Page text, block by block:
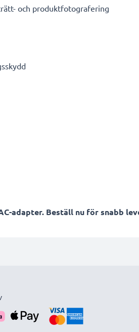
och produktfotografering
adapter. Beställ nu för snabb